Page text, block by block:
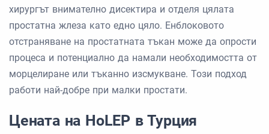
хирургът внимателно дисектира и отделя цялата
простатна жлеза като едно цяло. Енблоковото
отстраняване на простатната тъкан може да опрости
процеса и потенциално да намали необходимостта от
морцелиране или тъканно изсмукване. Този подход
работи най-добре при малки простати.
Цената на HoLEP в Турция